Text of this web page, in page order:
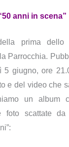
anni in scena”
prima dello
Parrocchia.
5 giugno, ore
e del video che
un album
foto scattate